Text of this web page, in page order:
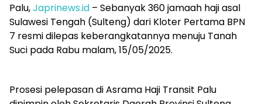
Palu,Japrinews.id – Sebanyak 360 jamaah haji asal
Sulawesi Tengah (Sulteng) dari Kloter Pertama BPN
7 resmi dilepas keberangkatannya menuju Tanah
Suci pada Rabu malam, 15/05/2025.
Prosesi pelepasan di Asrama Haji Transit Palu